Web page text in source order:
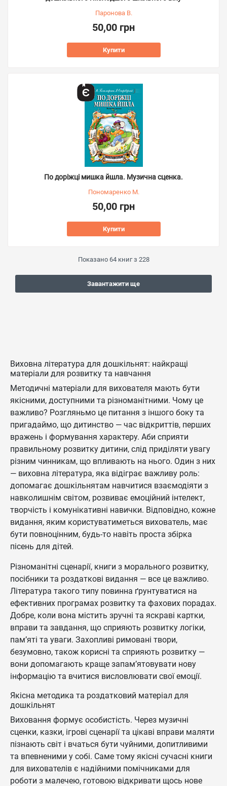
Паронова В.
50,00 грн
Купити
По доріжці мишка йшла. Музична сценка.
Пономаренко М.
50,00 грн
Купити
Показано 64книг з 228
Завантажити ще
Виховна література для дошкільнят: найкращі
матеріали для розвитку та навчання
Методичні матеріали для вихователя мають бути
якісними, доступними та різноманітними. Чому це
важливо? Розгляньмо це питання з іншого боку та
пригадаймо, що дитинство — час відкриттів, перших
вражень і формування характеру. Аби сприяти
правильному розвитку дитини, слід приділяти увагу
різним чинникам, що впливають на нього. Один з них
— виховна література, яка відіграє важливу роль:
допомагає дошкільнятам навчитися взаємодіяти з
навколишнім світом, розвиває емоційний інтелект,
творчість і комунікативні навички. Відповідно, кожне
видання, яким користуватиметься вихователь, має
бути повноцінним, будь-то навіть проста збірка
пісень для дітей.
Різноманітні сценарії, книги з морального розвитку,
посібники та роздаткові видання — все це важливо.
Література такого типу повинна ґрунтуватися на
ефективних програмах розвитку та фахових порадах.
Добре, коли вона містить зручні та яскраві картки,
вправи та завдання, що сприяють розвитку логіки,
пам’яті та уваги. Захопливі римовані твори,
безумовно, також корисні та сприяють розвитку —
вони допомагають краще запам’ятовувати нову
інформацію та вчитися висловлювати свої емоції.
Якісна методика та роздатковий матеріал для
дошкільнят
Виховання формує особистість. Через музичні
сценки, казки, ігрові сценарії та цікаві вправи маляти
пізнають світ і вчаться бути чуйними, допитливими
та впевненими у собі. Саме тому якісні сучасні книги
для вихователів є надійними помічниками для
роботи з малечею, готовою відкривати щось нове